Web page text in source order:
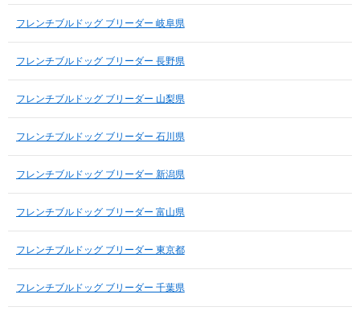
フレンチブルドッグ ブリーダー 岐阜県
フレンチブルドッグ ブリーダー 長野県
フレンチブルドッグ ブリーダー 山梨県
フレンチブルドッグ ブリーダー 石川県
フレンチブルドッグ ブリーダー 新潟県
フレンチブルドッグ ブリーダー 富山県
フレンチブルドッグ ブリーダー 東京都
フレンチブルドッグ ブリーダー 千葉県